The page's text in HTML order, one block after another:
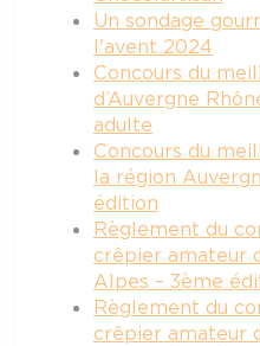
Un sondage
l'avent 2024
Concours du
d’Auvergne
adulte
Concours du
la région
édition
Règlement du
crêpier amateur
Alpes – 3ème
Règlement du
crêpier amateur